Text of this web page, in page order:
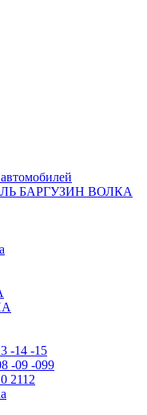
БАРГУЗИН ВОЛКА
-14 -15
-09 -099
2112